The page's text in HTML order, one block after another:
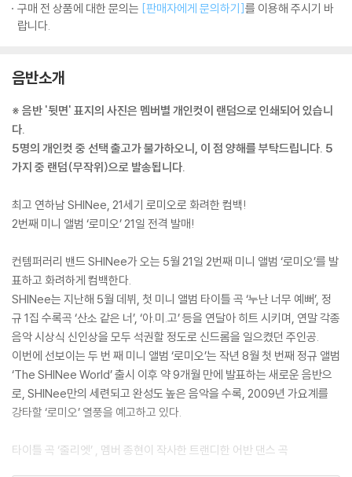
구매 전 상품에 대한 문의는 [판매자에게 문의하기]를 이용해 주시기 바
랍니다.
음반소개
※ 음반 '뒷면' 표지의 사진은 멤버별 개인컷이 랜덤으로 인쇄되어 있습니
다.
5명의 개인컷 중 선택 출고가 불가하오니, 이 점 양해를 부탁드립니다. 5
가지 중 랜덤(무작위)으로 발송됩니다.
최고 연하남 SHINee, 21세기 로미오로 화려한 컴백!
2번째 미니 앨범 ‘로미오’ 21일 전격 발매!
컨템퍼러리 밴드 SHINee가 오는 5월 21일 2번째 미니 앨범 ‘로미오’를 발
표하고 화려하게 컴백한다.
SHINee는 지난해 5월 데뷔, 첫 미니 앨범 타이틀 곡 ‘누난 너무 예뻐’, 정
규 1집 수록곡 ‘산소 같은 너’, ‘아.미.고’ 등을 연달아 히트 시키며, 연말 각종
음악 시상식 신인상을 모두 석권할 정도로 신드롬을 일으켰던 주인공.
이번에 선보이는 두 번 째 미니 앨범 ‘로미오’는 작년 8월 첫 번째 정규 앨범
‘The SHINee World’ 출시 이후 약 9개월 만에 발표하는 새로운 음반으
로, SHINee만의 세련되고 완성도 높은 음악을 수록, 2009년 가요계를
강타할 ‘로미오’ 열풍을 예고하고 있다.
타이틀 곡 ‘줄리엣’ , 멤버 종현이 작사한 트랜디한 어반 댄스 곡